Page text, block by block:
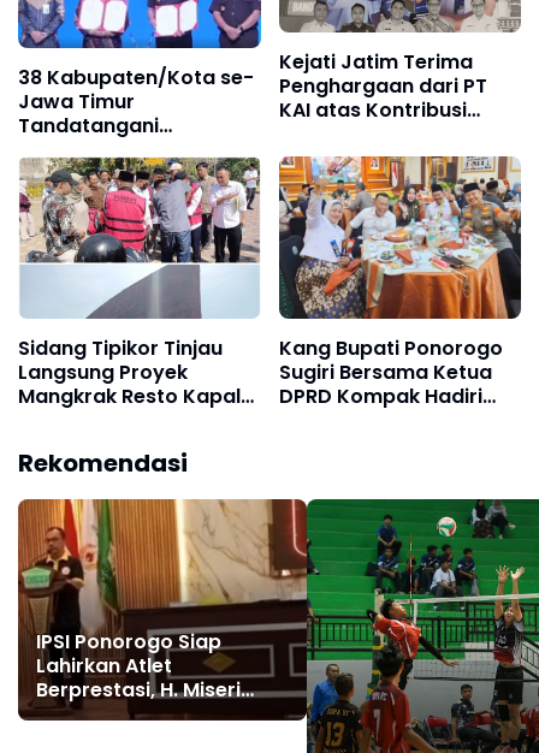
38 Kabupaten/Kota se-
Jawa Timur
Tandatangani
Kesepakatan
Restorative Justice dan
Kerja Sama
Pembangunan Daerah
Kejati Jatim Terima
Penghargaan dari PT
KAI atas Kontribusi
Sidang Tipikor Tinjau
Langsung Proyek
Mangkrak Resto Kapal
Kang Bupati Ponorogo
Sugiri Bersama Ketua
DPRD Kompak Hadiri
Inovasi
Rekomendasi
IPSI Ponorogo Siap
Lahirkan Atlet
Berprestasi, H. Miseri
Efendy Pimpin Periode